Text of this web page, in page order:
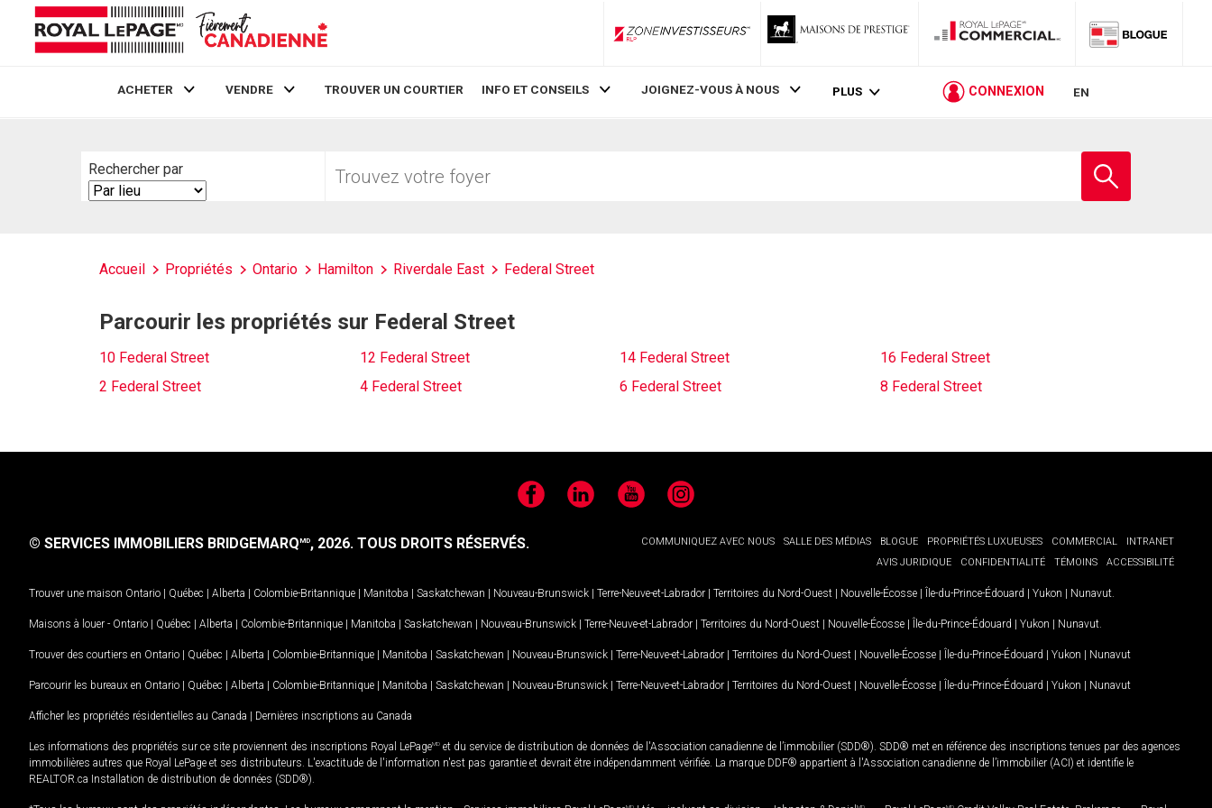
ZoneInvestisseurs RLP
ACHETER VENDRE TROUVER UN COURTIER INFO ET CONSEILS JOIGNEZ-VOUS À NOUS PLUS CONNEXION EN
Rechercher par
Search
By
votre
Accueil Propriétés Ontario Hamilton Riverdale East Federal Street
Parcourir les propriétés sur Federal Street
10 Federal Street 12 Federal Street 14 Federal Street
16 Federal Street
2 Federal Street
4 Federal Street 6 Federal Street 8 Federal Street
FacebookLinkedIn YouTubeInstagram
COMMUNIQUEZ AVEC NOUS SALLE DES MÉDIAS BLOGUE PROPRIÉTÉS LUXUEUSES COMMERCIAL
INTRANET
AVIS JURIDIQUE
CONFIDENTIALITÉ TÉMOINS ACCESSIBILITÉ
© SERVICES IMMOBILIERS BRIDGEMARQMD, 2026. TOUS DROITS RÉSERVÉS.
Trouver une maison Ontario | Québec | Alberta | Colombie-Britannique | Manitoba | Saskatchewan | Nouveau-Brunswick | Terre-Neuve-et-Labrador | Territoires du Nord-Ouest | Nouvelle-Écosse | Île-du-Prince-Édouard | Yukon | Nunavut
Maisons à louer - Ontario | Québec | Alberta | Colombie-Britannique | Manitoba | Saskatchewan | Nouveau-Brunswick | Terre-Neuve-et-Labrador | Territoires du Nord-Ouest | Nouvelle-Écosse | Île-du-Prince-Édouard | Yukon | Nunavut
Trouver des courtiers en Ontario | Québec | Alberta | Colombie-Britannique | Manitoba | Saskatchewan | Nouveau-Brunswick | Terre-Neuve-et-Labrador | Territoires du Nord-Ouest | Nouvelle-Écosse | Île-du-Prince-Édouard | Yukon | Nunavut
Parcourir les bureaux en Ontario | Québec | Alberta | Colombie-Britannique | Manitoba | Saskatchewan | Nouveau-Brunswick | Terre-Neuve-et-Labrador | Territoires du Nord-Ouest | Nouvelle-Écosse | Île-du-Prince-Édouard | Yukon | Nunavut
Afficher les propriétés résidentielles au Canada | Dernières inscriptions au Canada
Les informations des propriétés sur ce site proviennent des inscriptions Royal LePageMD et du service de distribution de données de l'Association canadienne de l’immobilier (SDD®). SDD® met en référence des inscriptions tenues par des agences
immobilières autres que Royal LePage et ses distributeurs. L'exactitude de l'information n'est pas garantie et devrait être indépendamment vérifiée. La marque DDF® appartient à l'Association canadienne de l’immobilier (ACI) et identifie le
REALTOR.ca Installation de distribution de données (SDD®).
MD MD MD